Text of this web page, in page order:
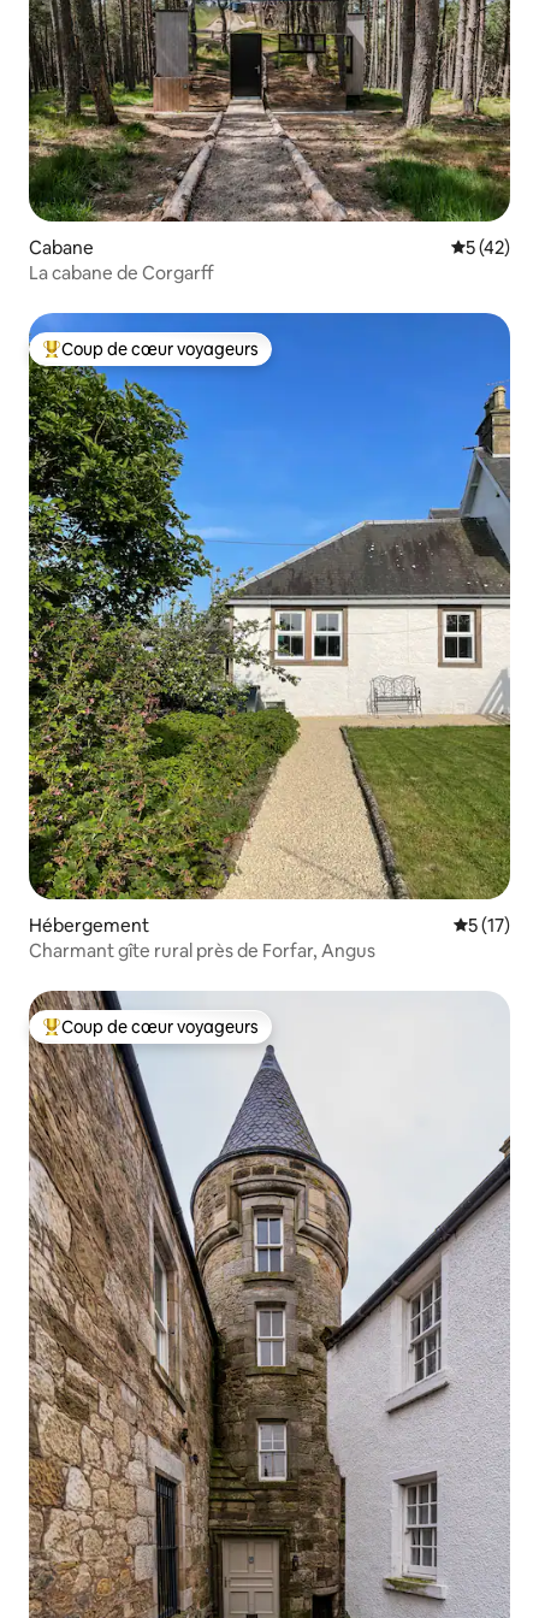
Cabane
5 (42)
La cabane de Corgarff
Coups de cœur voyageurs les plus appréciés
Coup de cœur voyageurs
Hébergement
5 (17)
Charmant gîte rural près de Forfar, Angus
Coups de cœur voyageurs les plus appréciés
Coup de cœur voyageurs